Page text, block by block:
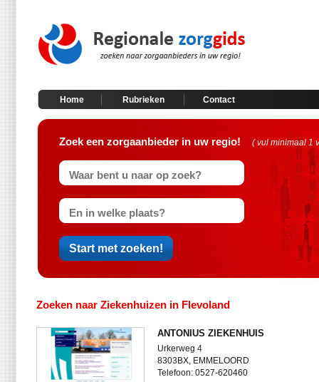
Home Rubrieken Contact
Zoek een zorgaanbieder in uw regio! ( vul minimaal 1
Zoeken naar Ziekenhuizen in Flevoland
ANTONIUS ZIEKENHUIS
Urkerweg 4
8303BX, EMMELOORD
Telefoon: 0527-620460